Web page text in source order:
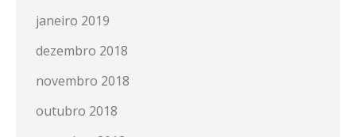
janeiro 2019
dezembro 2018
novembro 2018
outubro 2018